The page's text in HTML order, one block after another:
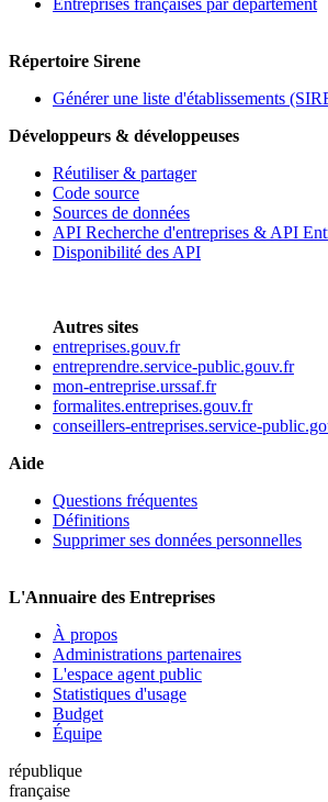
Entreprises françaises par département
Répertoire Sirene
Générer une liste d'établissements
Développeurs & développeuses
Réutiliser & partager
Code source
Sources de données
API Recherche d'entreprises & API
Disponibilité des API
Autres sites
entreprises.gouv.fr
entreprendre.service-public.gouv.fr
mon-entreprise.urssaf.fr
formalites.entreprises.gouv.fr
conseillers-entreprises.service-
Aide
Questions fréquentes
Définitions
Supprimer ses données personnelles
L'Annuaire des Entreprises
À propos
Administrations partenaires
L'espace agent public
Statistiques d'usage
Budget
Équipe
république
française